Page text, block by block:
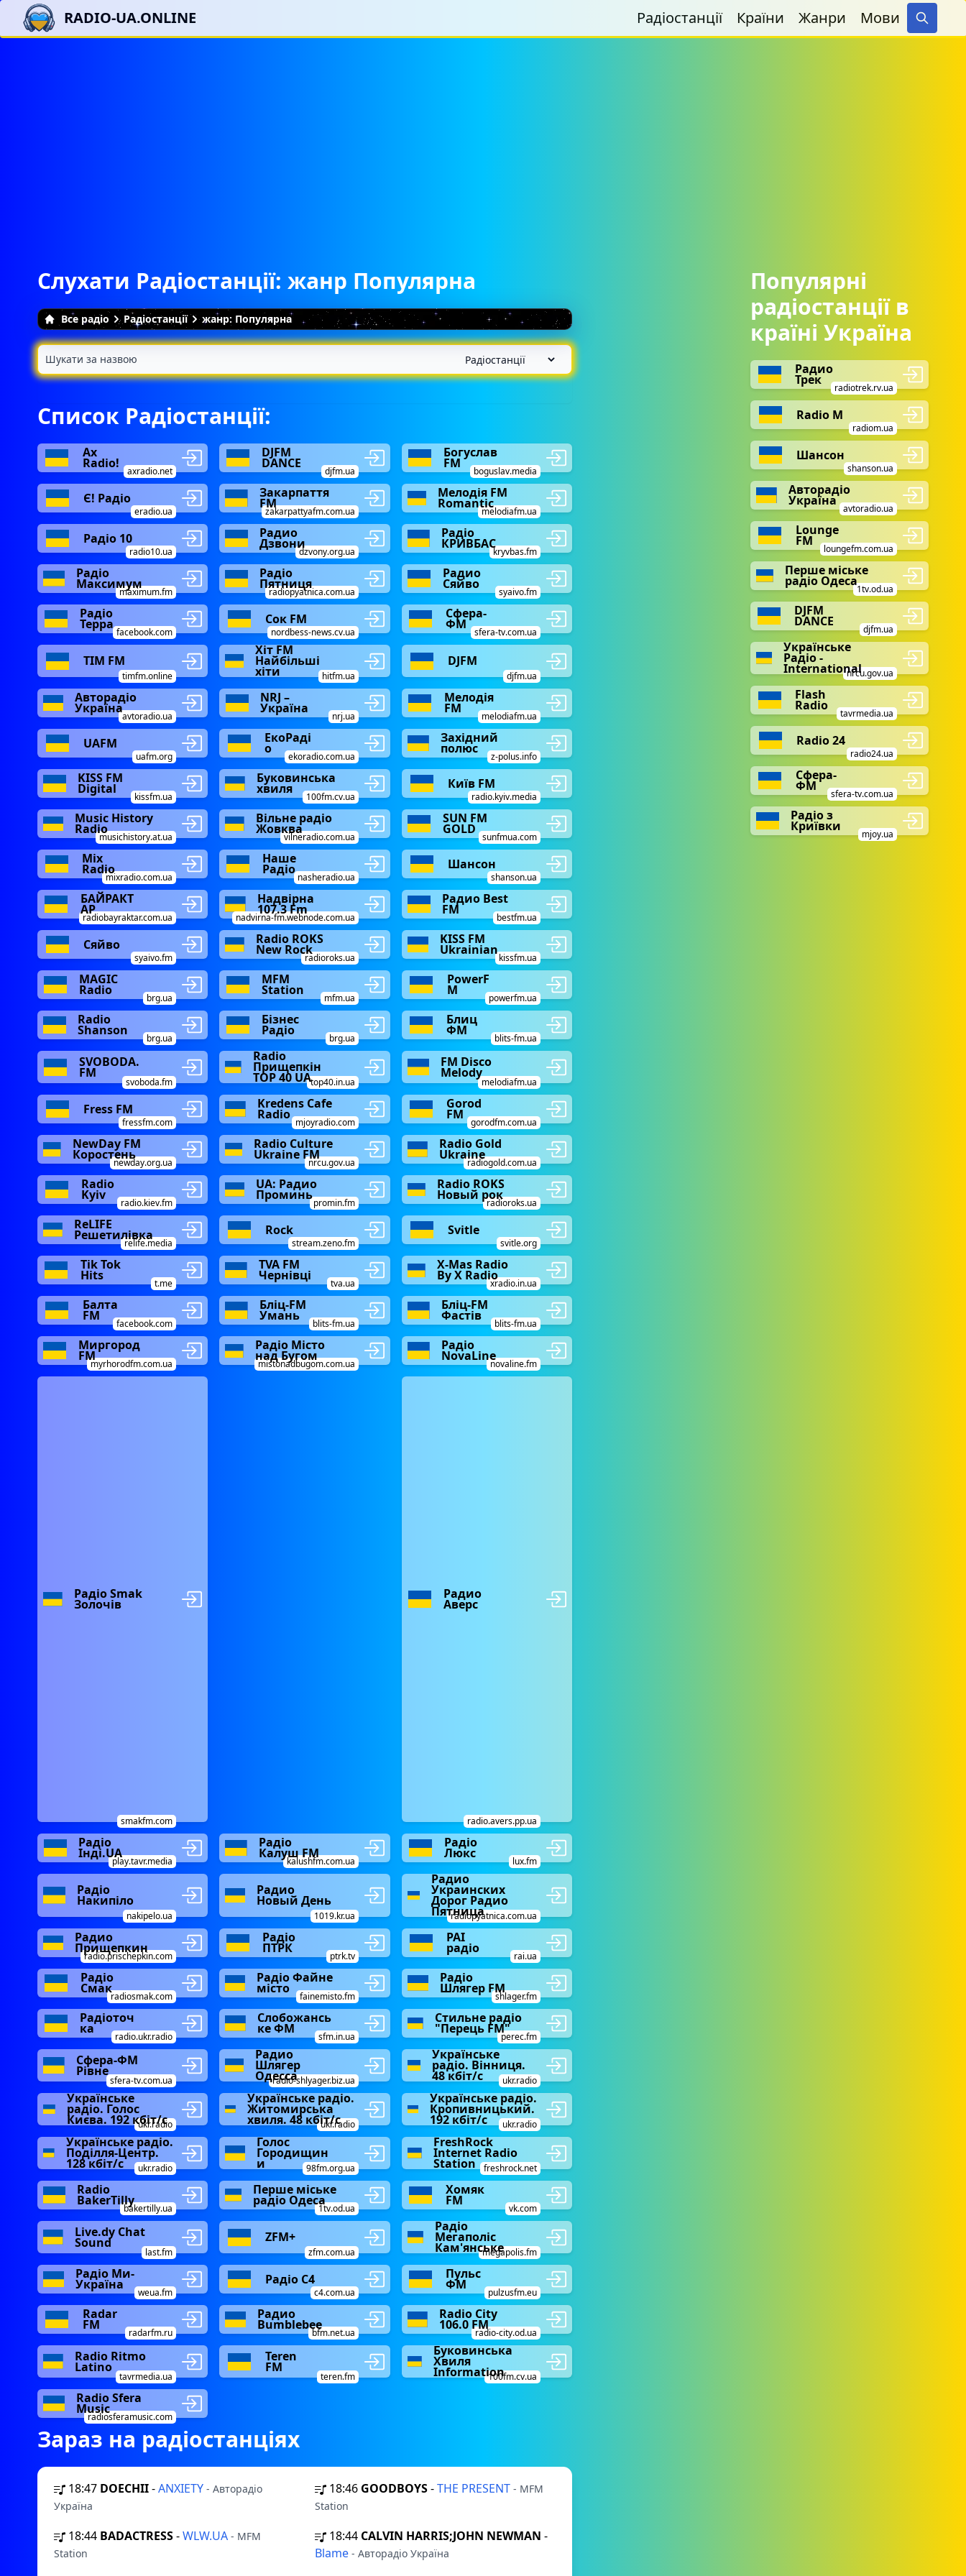
RADIO-UA.ONLINE Радіостанції Країни Жанри Мови
Search
Слухати Радіостанції: жанр Популярна
Все радіо Радіостанції жанр: Популярна
Список Радіостанції:
Ax
Radio!
axradio.net
DJFM
DANCE
djfm.ua
Богуслав
FM
boguslav.media
Є! Радіо
eradio.ua
Закарпаття
FM
zakarpattyafm.com.ua
Мелодія FM
Romantic
melodiafm.ua
Радіо 10
radio10.ua
Радио
Дзвони
dzvony.org.ua
Радіо
КРИВБАС
kryvbas.fm
Радіо
Максимум
maximum.fm
Радіо
Пятниця
radiopyatnica.com.ua
Радио
Сяйво
syaivo.fm
Радіо
Терра
facebook.com
Сок FM
nordbess-news.cv.ua
Сфера-
ФМ
sfera-tv.com.ua
TIM FM
timfm.online
Хіт FM
Найбільші
хіти hitfm.ua
DJFM
djfm.ua
Авторадіо
Україна
avtoradio.ua
NRJ –
Україна
nrj.ua
Мелодія
FM
melodiafm.ua
UAFM
uafm.org
ЕкоРаді
о
ekoradio.com.ua
Західний
полюс
z-polus.info
KISS FM
Digital
kissfm.ua
Буковинська
хвиля
100fm.cv.ua
Київ FM
radio.kyiv.media
Music History
Radio
musichistory.at.ua
Вільне радіо
Жовква
vilneradio.com.ua
SUN FM
GOLD
sunfmua.com
Mix
Radio
mixradio.com.ua
Наше
Радіо
nasheradio.ua
Шансон
shanson.ua
БАЙРАКТ
АР
radiobayraktar.com.ua
Надвірна
107.3 Fm
nadvirna-fm.webnode.com.ua
Радио Best
FM
bestfm.ua
Сяйво
syaivo.fm
Radio ROKS
New Rock
radioroks.ua
KISS FM
Ukrainian
kissfm.ua
MAGIC
Radio
brg.ua
MFM
Station
mfm.ua
PowerF
M
powerfm.ua
Radio
Shanson
brg.ua
Бізнес
Радіо
brg.ua
Блиц
ФМ
blits-fm.ua
SVOBODA.
FM
svoboda.fm
Radio
Прищепкін
TOP 40 UAtop40.in.ua
FM Disco
Melody
melodiafm.ua
Fress FM
fressfm.com
Kredens Cafe
Radio
mjoyradio.com
Gorod
FM
gorodfm.com.ua
NewDay FM
Коростень
newday.org.ua
Radio Culture
Ukraine FM
nrcu.gov.ua
Radio Gold
Ukraine
radiogold.com.ua
Radio
Kyiv
radio.kiev.fm
UA: Радио
Проминь
promin.fm
Radio ROKS
Новый рок
radioroks.ua
ReLIFE
Решетилівка
relife.media
Rock
stream.zeno.fm
Svitle
svitle.org
Tik Tok
Hits
t.me
TVA FM
Чернівці
tva.ua
X-Mas Radio
By X Radio
xradio.in.ua
Балта
FM
facebook.com
Бліц-FM
Умань
blits-fm.ua
Бліц-FM
Фастів
blits-fm.ua
Миргород
FM
myrhorodfm.com.ua
Радіо Місто
над Бугом
mistonadbugom.com.ua
Радіо
NovaLine
novaline.fm
Радіо Smak
Золочів
smakfm.com
Радио
Аверс
radio.avers.pp.ua
Радіо
Інді.UA
play.tavr.media
Радіо
Калуш FM
kalushfm.com.ua
Радіо
Люкс
lux.fm
Радіо
Накипіло
nakipelo.ua
Радио
Новый День
1019.kr.ua
Радио
Украинских
Дорог Радио
Пятница
radiopyatnica.com.ua
Радио
Прищепкин
radio.prischepkin.com
Радіо
ПТРК
ptrk.tv
РАІ
радіо
rai.ua
Радіо
Смак
radiosmak.com
Радіо Файне
місто
fainemisto.fm
Радіо
Шлягер FM
shlager.fm
Радіоточ
ка
radio.ukr.radio
Слобожансь
ке ФМ
sfm.in.ua
Стильне радіо
"Перець FM"
perec.fm
Сфера-ФМ
Рівне
sfera-tv.com.ua
Радио
Шлягер
Одесса
radio-shlyager.biz.ua
Українське
радіо. Вінниця.
48 кбіт/с ukr.radio
Українське
радіо. Голос
Києва. 192 кбіт/с
ukr.radio
Українське радіо.
Житомирська
хвиля. 48 кбіт/с
ukr.radio
Українське радіо.
Кропивницький.
192 кбіт/с ukr.radio
Українське радіо.
Поділля-Центр.
128 кбіт/с ukr.radio
Голос
Городищин
и 98fm.org.ua
FreshRock
Internet Radio
Station freshrock.net
Radio
BakerTilly
bakertilly.ua
Перше міське
радіо Одеса
1tv.od.ua
Хомяк
FM
vk.com
Live.dy Chat
Sound
last.fm
ZFM+
zfm.com.ua
Радіо
Мегаполіс
Кам'янськеmegapolis.fm
Радіо Ми-
Україна
weua.fm
Радіо C4
c4.com.ua
Пульс
ФМ
pulzusfm.eu
Radar
FM
radarfm.ru
Радио
Bumblebee
bfm.net.ua
Radio City
106.0 FM
radio-city.od.ua
Radio Ritmo
Latino
tavrmedia.ua
Teren
FM
teren.fm
Буковинська
Хвиля
Information100fm.cv.ua
Radio Sfera
Music
radiosferamusic.com
Зараз на радіостанціях
18:47 DOECHII-ANXIETY - Авторадіо
Україна
18:46 GOODBOYS-THE PRESENT - MFM
Station
18:44 BADACTRESS-WLW.UA - MFM
Station
18:44 CALVIN HARRIS;JOHN NEWMAN -
Blame - Авторадіо Україна
Популярні
радіостанції в
країні Україна
Радио
Трек
radiotrek.rv.ua
Radio М
radiom.ua
Шансон
shanson.ua
Авторадіо
Україна
avtoradio.ua
Lounge
FM
loungefm.com.ua
Перше міське
радіо Одеса
1tv.od.ua
DJFM
DANCE
djfm.ua
Українське
Радіо -
Internationalnrcu.gov.ua
Flash
Radio
tavrmedia.ua
Radio 24
radio24.ua
Сфера-
ФМ
sfera-tv.com.ua
Радіо з
Криївки
mjoy.ua